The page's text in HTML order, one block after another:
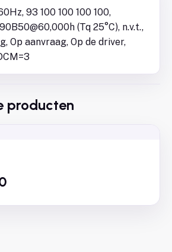
93 100 100 100 100,
(Tq 25°C), n.v.t.,
Op aanvraag, Op de driver,
producten